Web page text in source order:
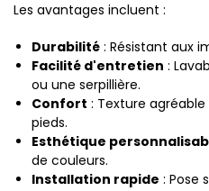
Les avantages incluent :
Durabilité : Résistant aux
Facilité d'entretien :
ou une serpillière.
Confort : Texture
pieds.
Esthétique
de couleurs.
Installation rapide : Pose